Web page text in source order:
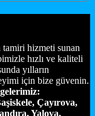
hizmeti sunan
hızlı ve kaliteli
yılların
için bize güvenin.
Çayırova,
Yalova,